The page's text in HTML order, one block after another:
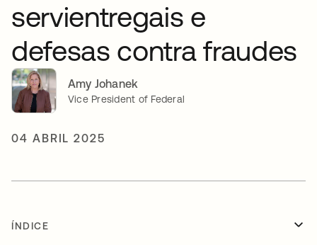
servientregais e
defesas contra fraudes
Amy Johanek
Vice President of Federal
04 ABRIL 2025
ÍNDICE